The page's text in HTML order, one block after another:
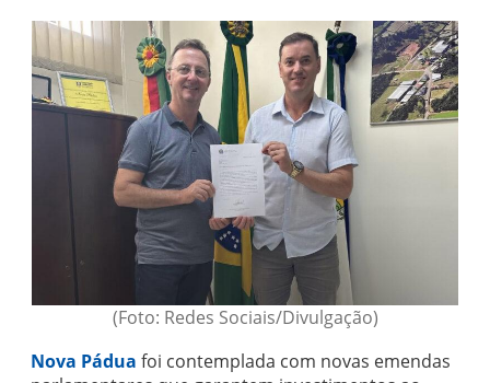
(Foto: Redes Sociais/Divulgação)
Nova Pádua foi contemplada com novas emendas